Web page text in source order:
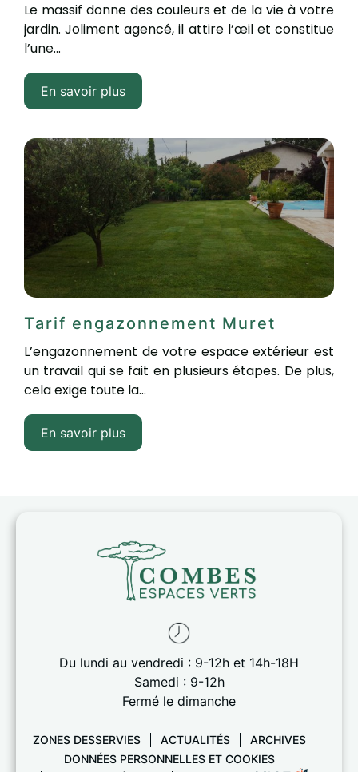
Le massif donne des couleurs et de la vie à votre
jardin. Joliment agencé, il attire l’œil et constitue
l’une...
En savoir plus
Tarif engazonnement Muret
L’engazonnement de votre espace extérieur est
un travail qui se fait en plusieurs étapes. De plus,
cela exige toute la...
En savoir plus
Du lundi au vendredi : 9-12h et 14h-18H
Samedi : 9-12h
Fermé le dimanche
ZONES DESSERVIES ACTUALITÉS
ARCHIVES
DONNÉES PERSONNELLES ET COOKIES